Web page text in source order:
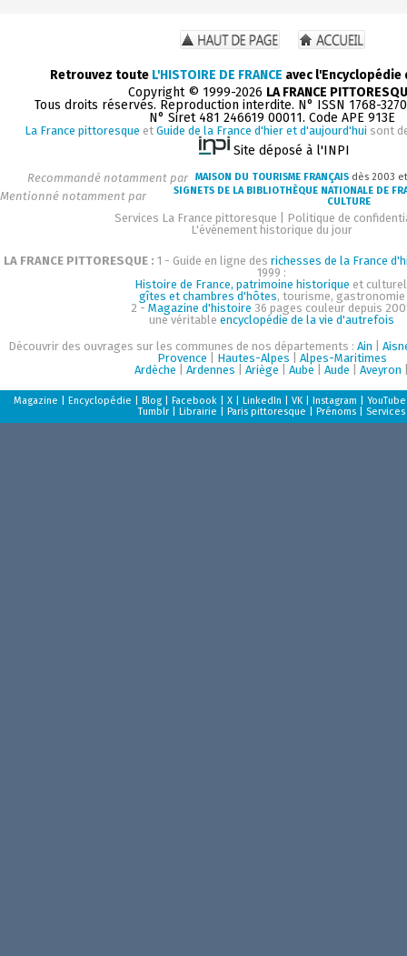
Retrouvez toute L'HISTOIRE DE FRANCE avec
Copyright © 1999-2026 LA FRANCE
Tous droits réservés. Reproduction interdite. N° ISSN 1768-
N° Siret 481 246619 00011. Code APE 913E
La France pittoresque et Guide de la France d'hier et d'aujourd'hui sont
Site déposé à l'INPI
Recommandé notamment par MAISON DU TOURISME FRANÇAIS dès 2003
Mentionné notamment par
SIGNETS DE LA BIBLIOTHÈQUE NATIONALE DE
CULTURE
Services La France pittoresque
Politique de
L'événement historique du jour
LA FRANCE PITTORESQUE : 1 - Guide en ligne des richesses de la France
1999 :
Histoire de France, patrimoine historique et
gîtes et chambres d'hôtes, tourisme, gastronomie
2 - Magazine d'histoire 36 pages couleur depuis
une véritableencyclopédie de la vie d'autrefois
Découvrir des ouvrages sur les communes de nos départements :Ain |
Provence
Hautes-Alpes
Alpes-Maritimes
Ardèche |Ardennes |Ariège |Aube |Aude |Aveyron
Magazine |Encyclopédie |Blog |Facebook |X |LinkedIn |VK |Instagram |YouTube
Tumblr |Librairie |Paris pittoresque |Prénoms Services